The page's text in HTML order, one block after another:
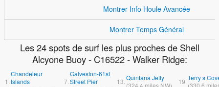
Montrer Info Houle Avancée
Montrer Temps Général
Les 24 spots de surf les plus proches de Shell
Alcyone Buoy - C16522 - Walker Ridge:
1.
Chandeleur
Islands
7.
Galveston-61st
Street Pier
13. Quintana Jetty
19. Terry s